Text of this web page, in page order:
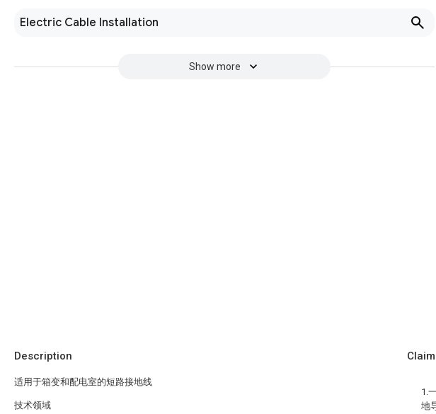
Electric Cable Installation
Show more
Description
适用于箱变和配电室的短路接地线
技术领域
1.
地